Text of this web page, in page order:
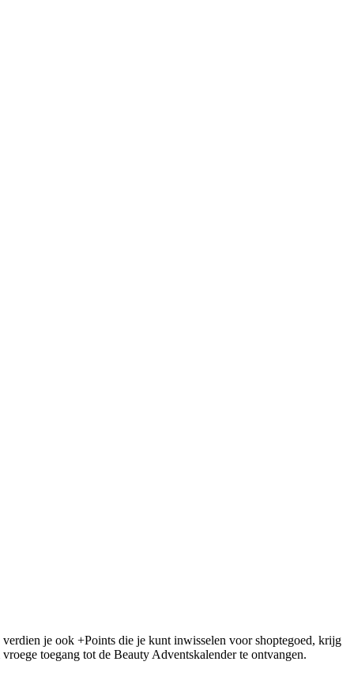
je ook +Points die je kunt inwisselen voor shoptegoed, krijg
toegang tot de Beauty Adventskalender te ontvangen.